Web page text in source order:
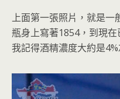
上面第一張照片，就是一
瓶身上寫著1854，到現在
我記得酒精濃度大約是4%